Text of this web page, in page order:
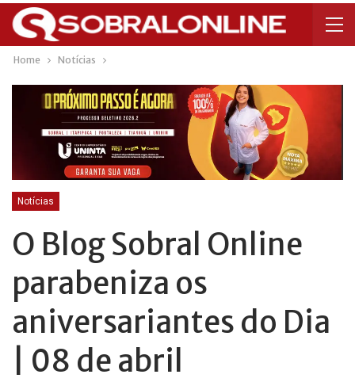
Home Notícias
Notícias
O Blog Sobral Online
parabeniza os
aniversariantes do Dia
| 08 de abril